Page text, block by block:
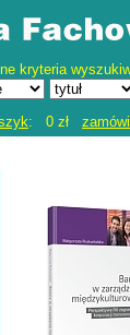
kryteria
: 0 zł